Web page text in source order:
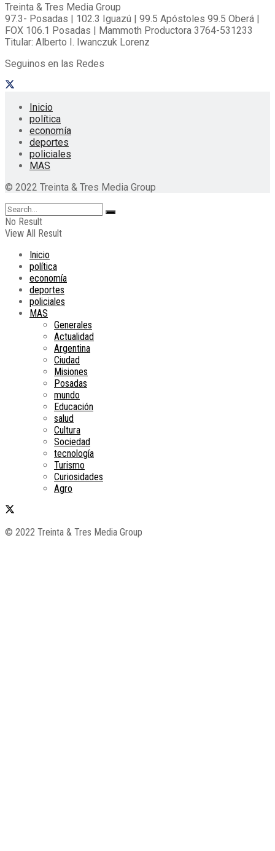
Treinta & Tres Media Group
97.3- Posadas | 102.3 Iguazú | 99.5 Apóstoles 99.5 Oberá |
FOX 106.1 Posadas | Mammoth Productora 3764-531233
Titular: Alberto I. Iwanczuk Lorenz
Seguinos en las Redes
Inicio
política
economía
deportes
policiales
MAS
© 2022 Treinta & Tres Media Group
No Result
View All Result
Inicio
política
economía
deportes
policiales
MAS
Generales
Actualidad
Argentina
Ciudad
Misiones
Posadas
mundo
Educación
salud
Cultura
Sociedad
tecnología
Turismo
Curiosidades
Agro
© 2022 Treinta & Tres Media Group